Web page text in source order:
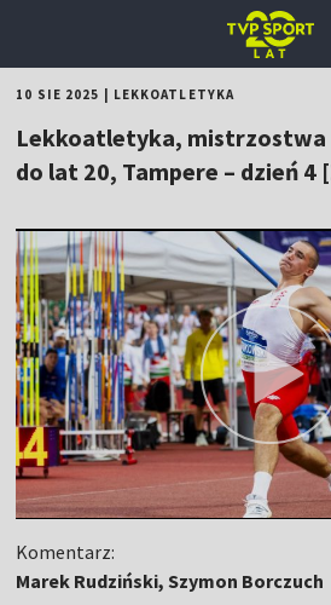
10 SIE 2025 LEKKOATLETYKA
Lekkoatletyka, mistrzostwa
do lat 20, Tampere – dzień 4
Komentarz:
Marek Rudziński, Szymon Borczuch